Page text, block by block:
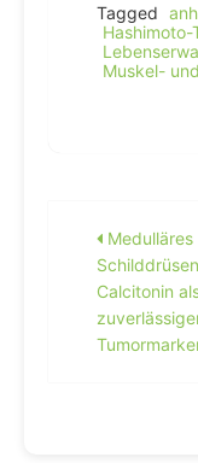
Tagged
Muskel-
Medulläres
Calcitonin